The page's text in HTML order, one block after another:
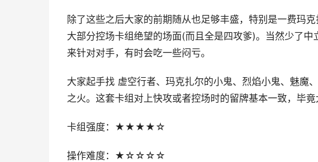
除了这些之后大家的前期随从也足够丰盛，特别是一费玛
大部分控场卡组绝望的场面(而且全是四攻爹)。当然少了
来针对对手，有时会吃一些闷亏。
大家起手找 虚空行者、玛克扎尔的小鬼、烈焰小鬼、魅魔
之火。这套卡组对上快攻或者控场时的留牌基本一致，毕竟
卡组强度：★★★★☆
操作难度：★☆☆☆☆